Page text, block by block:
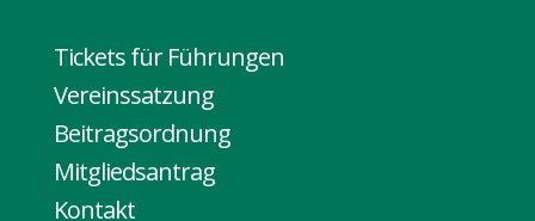
Tickets für Führungen
Vereinssatzung
Beitragsordnung
Mitgliedsantrag
Kontakt